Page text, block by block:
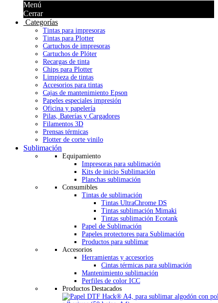
Menú
Cerrar
Categorías
Tintas para impresoras
Tintas para Plotter
Cartuchos de impresoras
Cartuchos de Plóter
Recargas de tinta
Chips para Plotter
Limpieza de tintas
Accesorios para tintas
Cajas de mantenimiento Epson
Papeles especiales impresión
Oficina y papelería
Pilas, Baterías y Cargadores
Filamentos 3D
Prensas térmicas
Plotter de corte vinilo
Sublimación
Equipamiento
Impresoras para sublimación
Kits de inicio Sublimación
Planchas sublimación
Consumibles
Tintas de sublimación
Tintas UltraChrome DS
Tintas sublimación Mimaki
Tintas sublimación Ecotank
Papel de Sublimación
Papeles protectores para Sublimación
Productos para sublimar
Accesorios
Herramientas y accesorios
Cintas térmicas para sublimación
Mantenimiento sublimación
Perfiles de color ICC
Productos Destacados